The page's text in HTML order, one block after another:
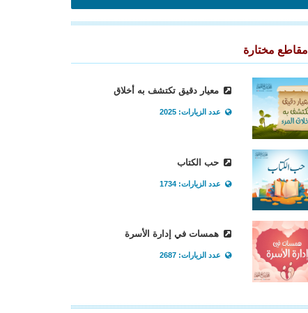
مقاطع مختارة
معيار دقيق تكتشف به أخلاق
عدد الزيارات: 2025
حب الكتاب
عدد الزيارات: 1734
همسات في إدارة الأسرة
عدد الزيارات: 2687